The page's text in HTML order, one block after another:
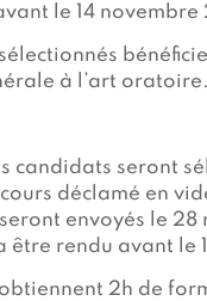
le 14 novembre
à l’art oratoire.
candidats seront
déclamé en
envoyés le 28
être rendu avant le
2h de